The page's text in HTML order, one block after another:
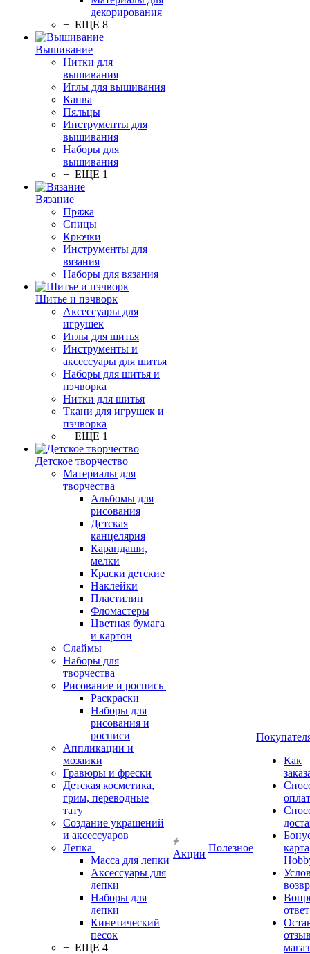
декорирования
+ ЕЩЕ 8
Вышивание
Нитки для
вышивания
Иглы для вышивания
Канва
Пяльцы
Инструменты для
вышивания
Наборы для
вышивания
+ ЕЩЕ 1
Вязание
Пряжа
Спицы
Крючки
Инструменты для
вязания
Наборы для вязания
Шитье и пэчворк
Аксессуары для
игрушек
Иглы для шитья
Инструменты и
аксессуары для шитья
Наборы для шитья и
пэчворка
Нитки для шитья
Ткани для игрушек и
пэчворка
+ ЕЩЕ 1
Детское творчество
Материалы для
творчества
Альбомы для
рисования
Детская
канцелярия
Карандаши,
мелки
Краски детские
Наклейки
Пластилин
Фломастеры
Цветная бумага
и картон
Слаймы
Наборы для
творчества
Рисование и роспись
Раскраски
Наборы для
рисования и
росписи
Аппликации и
мозаики
Гравюры и фрески
Детская косметика,
грим, переводные
тату
Создание украшений
и аксессуаров
Лепка
Масса для лепки
Аксессуары для
лепки
Наборы для
лепки
Кинетический
песок
+ ЕЩЕ 4
Акции
Полезное
Как
карта
ответ